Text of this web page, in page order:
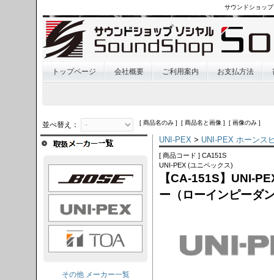
サウンドショッ
トップページ 会社概要 ご利用案内 お支払方法
並べ替え： [ 商品名のみ ] [ 商品名と画像 ] [ 画像のみ ]
UNI-PEX > UNI-PEX ホーンス
[ 商品コード ] CA151S
UNI-PEX (ユニペックス)
【CA-151S】UNI-
ー（ローインピーダ
その他 メーカー一覧